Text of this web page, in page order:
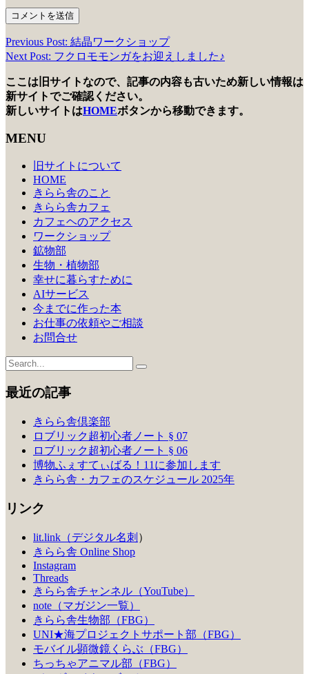
投
稿
ナ
ビ
ゲ
Previous Post: 結晶ワークショップ
Next Post: フクロモモンガをお迎えしました♪
ここは旧サイトなので、記事の内容も古いため新しい情報は
新サイトでご確認ください。
新しいサイトはHOMEボタンから移動できます。
MENU
旧サイトについて
HOME
きらら舎のこと
きらら舎カフェ
カフェヘのアクセス
ワークショップ
鉱物部
生物・植物部
幸せに暮らすために
AIサービス
今までに作った本
お仕事の依頼やご相談
お問合せ
最近の記事
きらら舎倶楽部
ロブリック超初心者ノート § 07
ロブリック超初心者ノート § 06
博物ふぇすてぃばる！11に参加します
きらら舎・カフェのスケジュール 2025年
リンク
lit.link（デジタル名刺 ）
きらら舎 Online Shop
Instagram
Threads
きらら舎チャンネル（YouTube）
note（マガジン一覧）
きらら舎生物部（FBG）
UNI★海プロジェクトサポート部（FBG）
モバイル顕微鏡くらぶ（FBG）
ちっちゃアニマル部（FBG）